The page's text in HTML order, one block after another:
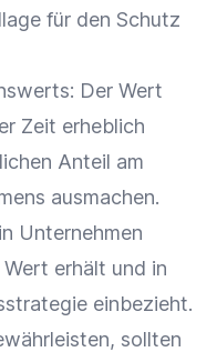
für den Schutz
Der Wert
Zeit erheblich
Anteil am
ausmachen.
Unternehmen
erhält und in
einbezieht.
sollten